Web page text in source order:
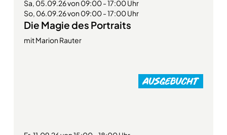
Sa, 05.09.26 von 09:00 - 17:00 Uhr
So, 06.09.26 von 09:00 - 17:00 Uhr
Die Magie des Portraits
mit Marion Rauter